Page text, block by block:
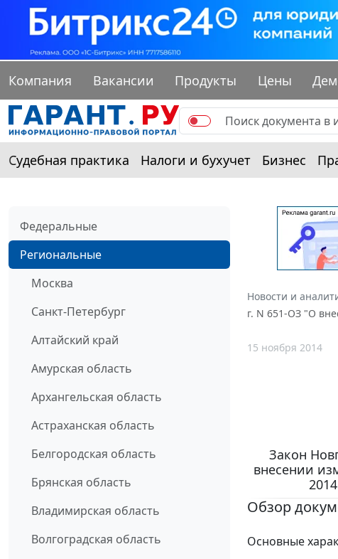
Компания Вакансии Продукты Цены
Судебная практика Налоги и бухучет Бизнес
Федеральные
Региональные
Москва
Санкт-Петербург
Алтайский край
Амурская область
Архангельская область
Астраханская область
Белгородская область
Брянская область
Владимирская область
Волгоградская область
Новости и
г. N 651-ОЗ "О
15 ноября 2014
Закон
внесении
Обзор
Основные